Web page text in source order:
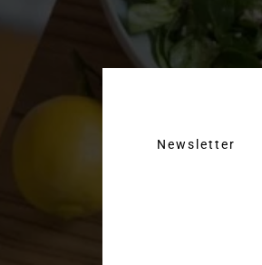
Newsletter